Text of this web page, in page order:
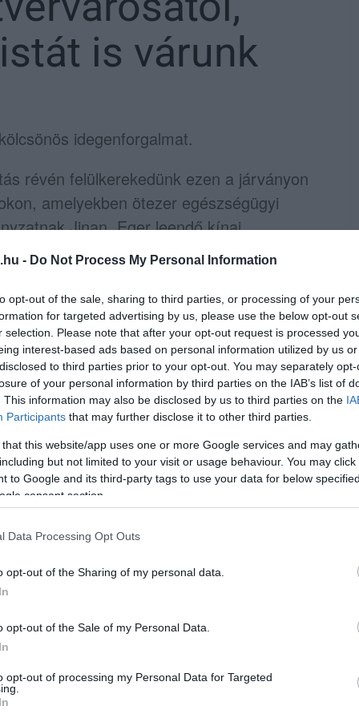
- Do Not Process My Personal Information
opt-out of the sale, sharing to third parties, or processing of your
for targeted advertising by us, please use the below opt-out
selection. Please note that after your opt-out request is processed
interest-based ads based on personal information utilized by us
to third parties prior to your opt-out. You may separately
of your personal information by third parties on the IAB’s list of
This information may also be disclosed by us to third parties on the
Participants that may further disclose it to other third parties.
that this website/app uses one or more Google services and may
but not limited to your visit or usage behaviour. You may
to Google and its third-party tags to use your data for below
consent section.
Data Processing Opt Outs
opt-out of the Sharing of my personal data.
opt-out of the Sale of my Personal Data.
opt-out of processing my Personal Data for Targeted
is várunk
idegenforgalmat.
révén felülkerekedünk ezen a járványon
amelyekben ötezer egészségügyi
Jinan, Eger leendő kínai
vette át Tian Ruitól, a Kínai
és kelet-európai részlegének
kínai város képviselői először 2018-ban
pedig azon dolgozik, hogy
fejleszteni, mi is látunk ebben
róla, hogyha elkészül Eger PR-
Jinanban, az ő filmjüket pedig mi fogjuk,
egymást. - mondta Minczér.
a maszkokat a városi intézmények